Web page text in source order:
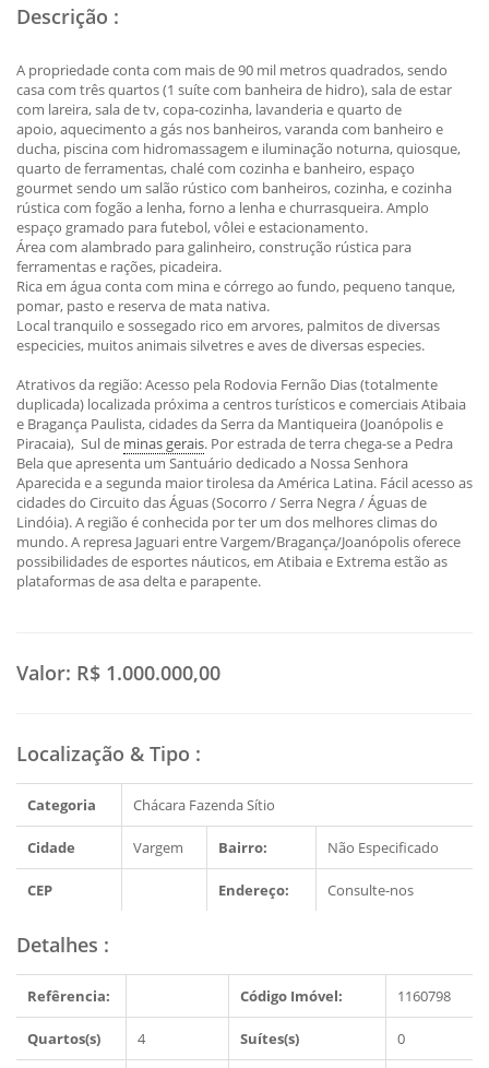
Descrição :
A propriedade conta com mais de 90 mil metros quadrados, sendo
casa com três quartos (1 suíte com banheira de hidro), sala de estar
com lareira, sala de tv, copa-cozinha, lavanderia e quarto de
apoio, aquecimento a gás nos banheiros, varanda com banheiro e
ducha, piscina com hidromassagem e iluminação noturna, quiosque,
quarto de ferramentas, chalé com cozinha e banheiro, espaço
gourmet sendo um salão rústico com banheiros, cozinha, e cozinha
rústica com fogão a lenha, forno a lenha e churrasqueira. Amplo
espaço gramado para futebol, vôlei e estacionamento.
Área com alambrado para galinheiro, construção rústica para
ferramentas e rações, picadeira.
Rica em água conta com mina e córrego ao fundo, pequeno tanque,
pomar, pasto e reserva de mata nativa.
Local tranquilo e sossegado rico em arvores, palmitos de diversas
especicies, muitos animais silvetres e aves de diversas especies.
Atrativos da região: Acesso pela Rodovia Fernão Dias (totalmente
duplicada) localizada próxima a centros turísticos e comerciais Atibaia
e Bragança Paulista, cidades da Serra da Mantiqueira (Joanópolis e
Piracaia), Sul de minas gerais. Por estrada de terra chega-se a Pedra
Bela que apresenta um Santuário dedicado a Nossa Senhora
Aparecida e a segunda maior tirolesa da América Latina. Fácil acesso as
cidades do Circuito das Águas (Socorro / Serra Negra / Águas de
Lindóia). A região é conhecida por ter um dos melhores climas do
mundo. A represa Jaguari entre Vargem/Bragança/Joanópolis oferece
possibilidades de esportes náuticos, em Atibaia e Extrema estão as
plataformas de asa delta e parapente.
Valor: R$ 1.000.000,00
Localização & Tipo :
Categoria Chácara Fazenda Sítio
Cidade Vargem Bairro: Não Especificado
CEP Endereço: Consulte-nos
Detalhes :
Refêrencia: Código Imóvel: 1160798
Quartos(s) 4 Suítes(s) 0